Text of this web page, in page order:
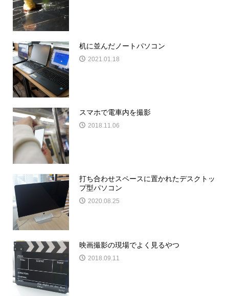
机に並んだノートパソコン
2021.01.18
スマホで電車内を撮影
2018.11.06
打ち合わせスペースに置かれたデスクトッ
プ型パソコン
2020.08.25
映画撮影の現場でよく見るやつ
2018.09.11